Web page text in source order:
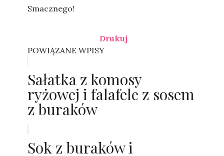
Smacznego!
Drukuj
POWIĄZANE WPISY
Sałatka z komosy
ryżowej i falafele z sosem
z buraków
Sok z buraków i